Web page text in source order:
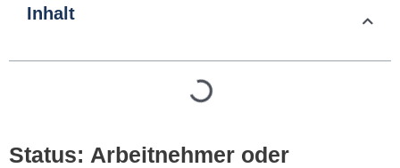
Inhalt
Status: Arbeitnehmer oder